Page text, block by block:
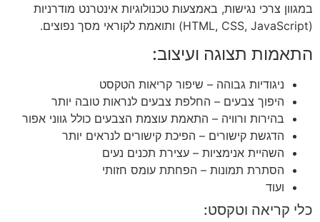
במגוון צרכי נגישות, באמצעות טכנולוגיות אינטרנט מודרניות
(HTML, CSS, JavaScript) ותואמת לקוראי מסך נפוצים.
התאמות תצוגה ועיצוב:
ניגודיות גבוהה – שיפור קריאות הטקסט
היפוך צבעים – החלפת צבעים לנראות טובה יותר
בהירות ורוויה – התאמת עוצמת הצבעים כולל גווני אפור
הדגשת קישורים – הפיכת קישורים לנראים יותר
השהיית אנימציות – עצירת תכנים נעים
הסתרת תמונות – הפחתת עומס חזותי
ועוד
כלי קריאה וטקסט: